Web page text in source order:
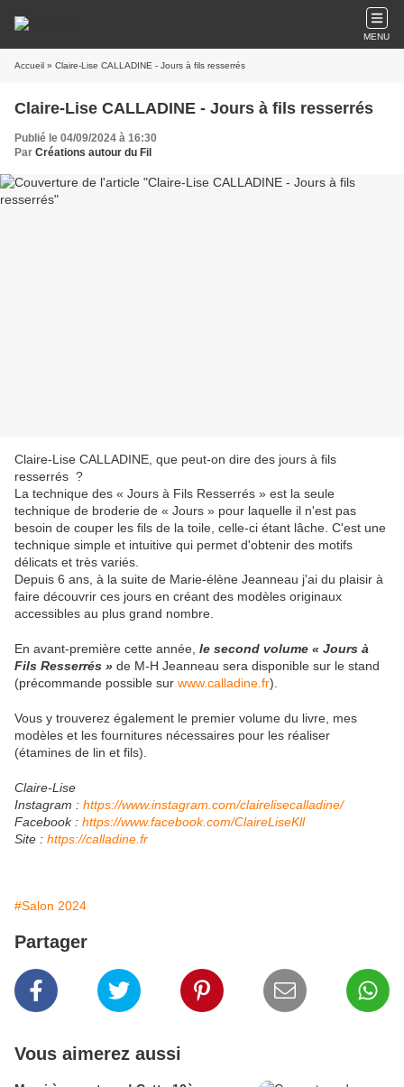
MENU
Accueil » Claire-Lise CALLADINE - Jours à fils resserrés
Claire-Lise CALLADINE - Jours à fils resserrés
Publié le 04/09/2024 à 16:30
Par Créations autour du Fil
Claire-Lise CALLADINE, que peut-on dire des jours à fils
resserrés ?
La technique des « Jours à Fils Resserrés » est la seule
technique de broderie de « Jours » pour laquelle il n'est pas
besoin de couper les fils de la toile, celle-ci étant lâche. C'est une
technique simple et intuitive qui permet d'obtenir des motifs
délicats et très variés.
Depuis 6 ans, à la suite de Marie-élène Jeanneau j'ai du plaisir à
faire découvrir ces jours en créant des modèles originaux
accessibles au plus grand nombre.
En avant-première cette année, le second volume « Jours à
Fils Resserrés » de M-H Jeanneau sera disponible sur le stand
(précommande possible sur www.calladine.fr).
Vous y trouverez également le premier volume du livre, mes
modèles et les fournitures nécessaires pour les réaliser
(étamines de lin et fils).
Claire-Lise
Instagram : https://www.instagram.com/clairelisecalladine/
Facebook : https://www.facebook.com/ClaireLiseKll
Site : https://calladine.fr
#Salon 2024
Partager
Vous aimerez aussi